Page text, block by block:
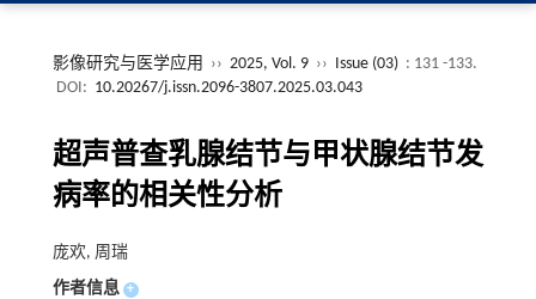
影像研究与医学应用 ›› 2025, Vol. 9 ›› Issue (03) : 131 -133.
DOI: 10.20267/j.issn.2096-3807.2025.03.043
超声普查乳腺结节与甲状腺结节发
病率的相关性分析
庞欢, 周瑞
作者信息 +